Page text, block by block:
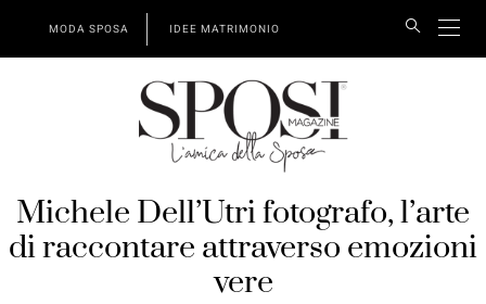
MODA SPOSA IDEE MATRIMONIO
Michele Dell’Utri fotografo, l’arte
di raccontare attraverso emozioni
vere